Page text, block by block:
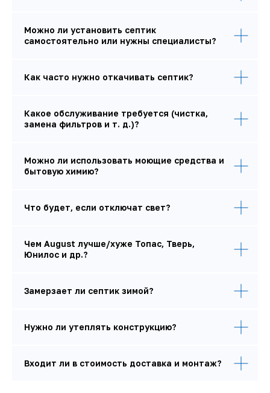
Можно ли установить септик
самостоятельно или нужны специалисты?
Как часто нужно откачивать септик?
Какое обслуживание требуется (чистка,
замена фильтров и т. д.)?
Можно ли использовать моющие средства и
бытовую химию?
Что будет, если отключат свет?
Чем August лучше/хуже Топас, Тверь,
Юнилос и др.?
Замерзает ли септик зимой?
Нужно ли утеплять конструкцию?
Входит ли в стоимость доставка и монтаж?